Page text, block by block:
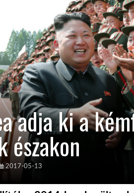
adja ki a
északon
2017-05-13